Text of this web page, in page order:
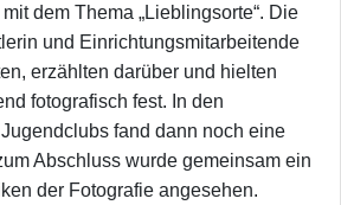
dem Thema „Lieblingsorte“. Die
und Einrichtungsmitarbeitende
erzählten darüber und hielten
fotografisch fest. In den
fand dann noch eine
Abschluss wurde gemeinsam ein
der Fotografie angesehen.